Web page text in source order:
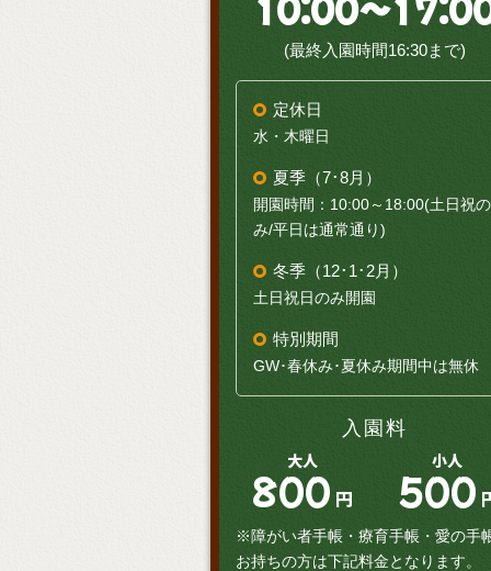
(最終入園時間16:30まで)
定休日
水・木曜日
夏季（7･8月）
開園時間：10:00～18:00(土日祝の
み/平日は通常通り)
冬季（12･1･2月）
土日祝日のみ開園
特別期間
GW･春休み･夏休み期間中は無休
入園料
大人
800 円
小人
500
※障がい者手帳・療育手帳・愛の手
お持ちの方は下記料金となります。